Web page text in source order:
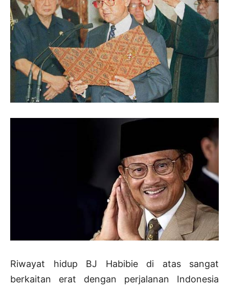
Riwayat hidup BJ Habibie di atas sangat
berkaitan erat dengan perjalanan Indonesia